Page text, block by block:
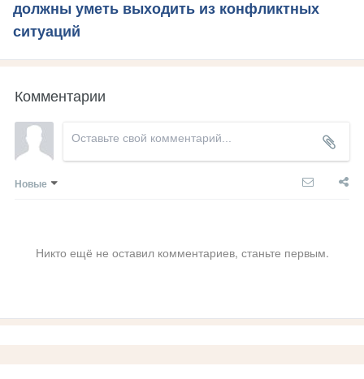
должны уметь выходить из конфликтных
ситуаций
Комментарии
Новые
Никто ещё не оставил комментариев, станьте первым.